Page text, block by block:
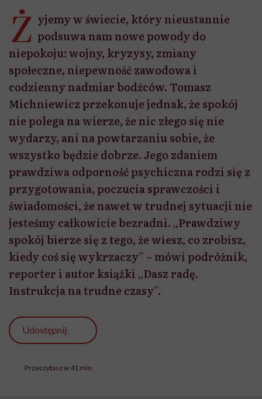
Ż yjemy w świecie, który nieustannie
podsuwa nam nowe powody do
niepokoju: wojny, kryzysy, zmiany
społeczne, niepewność zawodowa i
codzienny nadmiar bodźców. Tomasz
Michniewicz przekonuje jednak, że spokój
nie polega na wierze, że nic złego się nie
wydarzy, ani na powtarzaniu sobie, że
wszystko będzie dobrze. Jego zdaniem
prawdziwa odporność psychiczna rodzi się z
przygotowania, poczucia sprawczości i
świadomości, że nawet w trudnej sytuacji nie
jesteśmy całkowicie bezradni. „Prawdziwy
spokój bierze się z tego, że wiesz, co zrobisz,
kiedy coś się wykrzaczy” – mówi podróżnik,
reporter i autor książki „Dasz radę.
Instrukcja na trudne czasy”.
Udostępnij
Przeczytasz w 41 min